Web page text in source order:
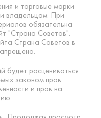
и торговые марки
владельцам. При
обязательна
"Страна Советов".
Страна Советов в
будет расцениваться
законом прав
и прав на